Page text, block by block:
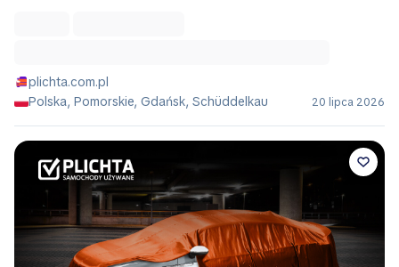
plichta.com.pl
Polska, Pomorskie, Gdańsk, Schüddelkau
20 lipca 2026